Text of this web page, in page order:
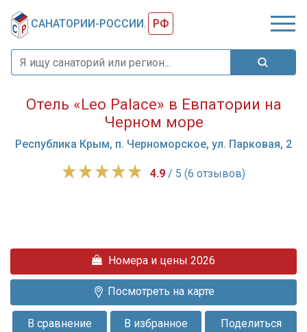
САНАТОРИИ-РОССИИ. РФ
Отель «Leo Palace» в Евпатории на
Черном море
Республика Крым, п. Черноморское, ул. Парковая, 2
4.9/ 5 (6 отзывов)
в
посёлке
Черноморское.
Номера и цены 2026
Посмотреть на карте
Поделиться
В избранное
В сравнение